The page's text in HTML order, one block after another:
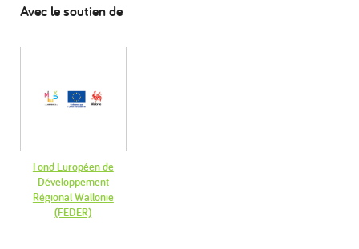
Avec le soutien de
Fond Européen de
Développement
Régional Wallonie
(FEDER)